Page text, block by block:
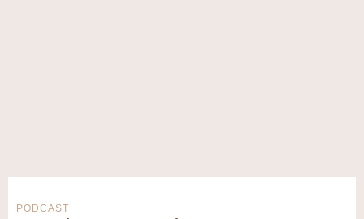
PODCAST